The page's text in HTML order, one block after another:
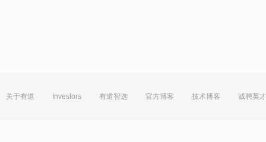
关于有道 Investors 有道智选 官方博客 技术博客 诚聘英才